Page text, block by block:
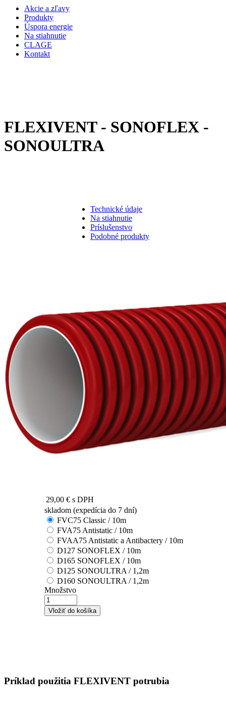
Akcie a zľavy
Produkty
Úspora energie
Na stiahnutie
CLAGE
Kontakt
FLEXIVENT - SONOFLEX -
SONOULTRA
Technické údaje
Na stiahnutie
Príslušenstvo
Podobné produkty
29,00 € s DPH
skladom (expedícia do 7 dní)
FVC75 Classic / 10m
FVA75 Antistatic / 10m
FVAA75 Antistatic a Antibactery / 10m
D127 SONOFLEX / 10m
D165 SONOFLEX / 10m
D125 SONOULTRA / 1,2m
D160 SONOULTRA / 1,2m
Množstvo
Príklad použitia FLEXIVENT potrubia